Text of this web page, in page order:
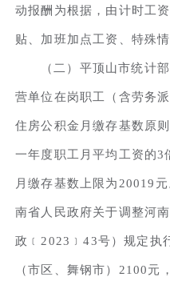
动报酬为根据，由计时工
贴、加班加点工资、特殊
（二）平顶山市统计
营单位在岗职工（含劳务
住房公积金月缴存基数原
一年度职工月平均工资的3
月缴存基数上限为20019
南省人民政府关于调整河
政﹝2023﹞43号）规定执
（市区、舞钢市）2100元